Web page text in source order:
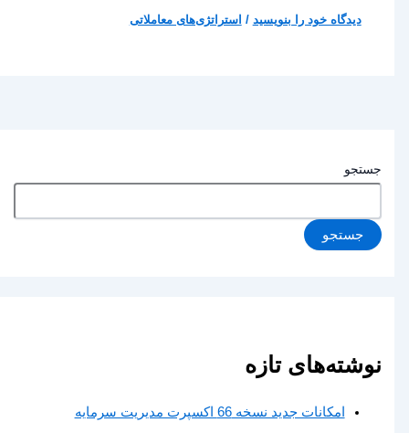
جستجو
جستجو
نوشته‌های تازه
امکانات جدید نسخه 66 اکسپرت مدیریت سرمایه
دیدگاه‌ خود را بنویسید /استراتژی‌های معاملاتی